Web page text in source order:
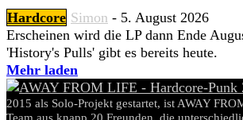
Hardcore Simon - 5. August 2026
Erscheinen wird die LP dann Ende
'History's Pulls' gibt es bereits heute.
Mehr laden
2015 als Solo-Projekt gestartet, ist AWAY